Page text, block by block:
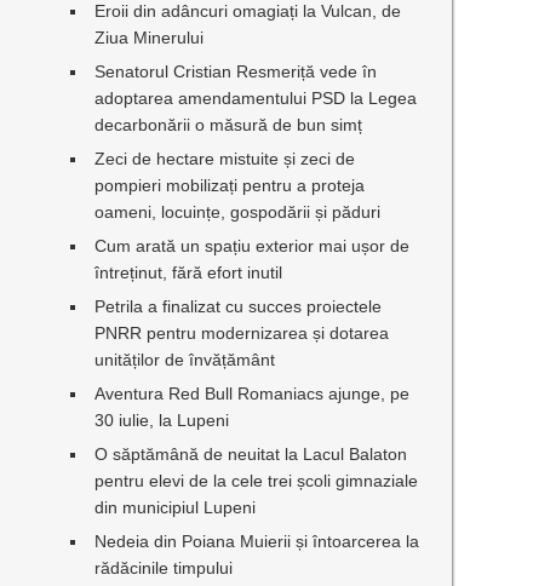
Eroii din adâncuri omagiați la Vulcan, de
Ziua Minerului
Senatorul Cristian Resmeriță vede în
adoptarea amendamentului PSD la Legea
decarbonării o măsură de bun simț
Zeci de hectare mistuite și zeci de
pompieri mobilizați pentru a proteja
oameni, locuințe, gospodării și păduri
Cum arată un spațiu exterior mai ușor de
întreținut, fără efort inutil
Petrila a finalizat cu succes proiectele
PNRR pentru modernizarea și dotarea
unităților de învățământ
Aventura Red Bull Romaniacs ajunge, pe
30 iulie, la Lupeni
O săptămână de neuitat la Lacul Balaton
pentru elevi de la cele trei școli gimnaziale
din municipiul Lupeni
Nedeia din Poiana Muierii și întoarcerea la
rădăcinile timpului